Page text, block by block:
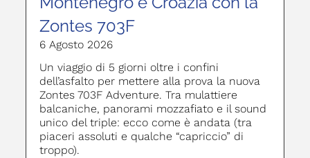
Zontes 703F
6 Agosto 2026
Un viaggio di 5 giorni oltre i confini
dell’asfalto per mettere alla prova la nuova
Zontes 703F Adventure. Tra mulattiere
balcaniche, panorami mozzafiato e il sound
unico del triple: ecco come è andata (tra
piaceri assoluti e qualche “capriccio” di
troppo).